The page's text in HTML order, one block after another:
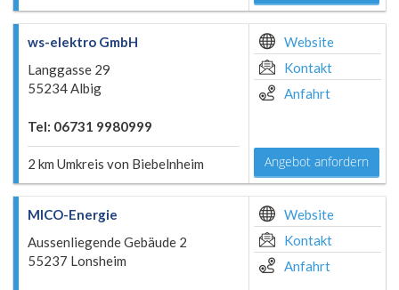
ws-elektro GmbH
Langgasse 29
55234 Albig
Tel: 06731 9980999
2 km Umkreis von Biebelnheim
Website
Kontakt
Anfahrt
Angebot anfordern
MICO-Energie
Aussenliegende Gebäude 2
55237 Lonsheim
Website
Kontakt
Anfahrt